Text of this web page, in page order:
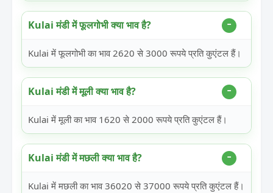
Kulai मंडी में फूलगोभी क्या भाव है?
Kulai में फूलगोभी का भाव 2620 से 3000 रूपये प्रति कुएंटल हैं।
Kulai मंडी में मूली क्या भाव है?
Kulai में मूली का भाव 1620 से 2000 रूपये प्रति कुएंटल हैं।
Kulai मंडी में मछली क्या भाव है?
Kulai में मछली का भाव 36020 से 37000 रूपये प्रति कुएंटल हैं।